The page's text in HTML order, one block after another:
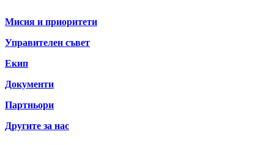
Мисия и приоритети
Управителен съвет
Екип
Документи
Партньори
Другите за нас